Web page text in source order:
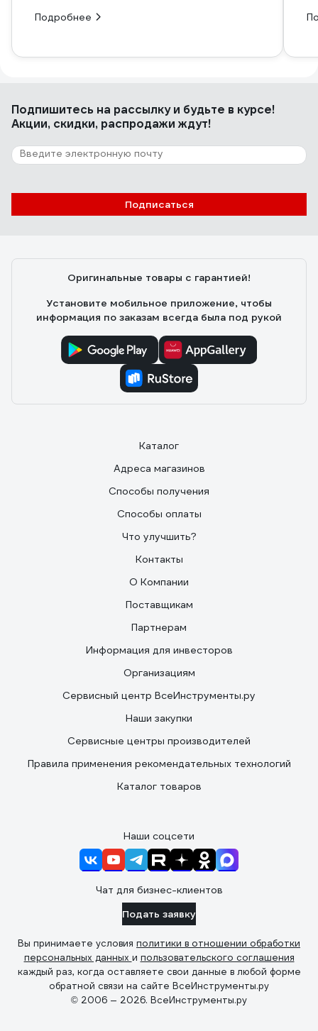
Подробнее
Подпишитесь на рассылкуи будьте в курсе!
Акции, скидки, распродажи ждут!
Подписаться
Оригинальные товары с гарантией!
Установите мобильное приложение, чтобы
информация по заказам всегда была под рукой
Каталог
Адреса магазинов
Способы получения
Способы оплаты
Что улучшить?
Контакты
О Компании
Поставщикам
Партнерам
Информация для инвесторов
Организациям
Сервисный центр ВсеИнструменты.ру
Наши закупки
Сервисные центры производителей
Правила применения рекомендательных технологий
Каталог товаров
Наши соцсети
Чат для бизнес-клиентов
Подать заявку
Вы принимаете условия политики в отношении обработки
персональных данных и пользовательского соглашения
каждый раз, когда оставляете свои данные в любой форме
обратной связи на сайте ВсеИнструменты.ру
© 2006 — 2026. ВсеИнструменты.ру